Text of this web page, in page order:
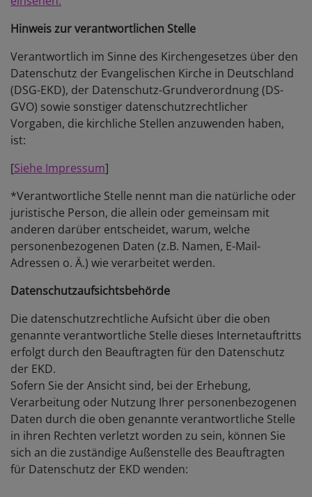
Hinweis zur verantwortlichen Stelle
Verantwortlich im Sinne des Kirchengesetzes über den
Datenschutz der Evangelischen Kirche in Deutschland
(DSG-EKD), der Datenschutz-Grundverordnung (DS-
GVO) sowie sonstiger datenschutzrechtlicher
Vorgaben, die kirchliche Stellen anzuwenden haben,
ist:
[Siehe Impressum]
*Verantwortliche Stelle nennt man die natürliche oder
juristische Person, die allein oder gemeinsam mit
anderen darüber entscheidet, warum, welche
personenbezogenen Daten (z.B. Namen, E-Mail-
Adressen o. Ä.) wie verarbeitet werden.
Datenschutzaufsichtsbehörde
Die datenschutzrechtliche Aufsicht über die oben
genannte verantwortliche Stelle dieses Internetauftritts
erfolgt durch den Beauftragten für den Datenschutz
der EKD.
Sofern Sie der Ansicht sind, bei der Erhebung,
Verarbeitung oder Nutzung Ihrer personenbezogenen
Daten durch die oben genannte verantwortliche Stelle
in ihren Rechten verletzt worden zu sein, können Sie
sich an die zuständige Außenstelle des Beauftragten
für Datenschutz der EKD wenden: